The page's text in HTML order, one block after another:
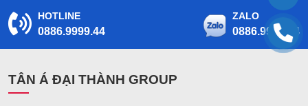
HOTLINE
0886.9999.44
ZALO
0886.9999.44
TÂN Á ĐẠI THÀNH GROUP